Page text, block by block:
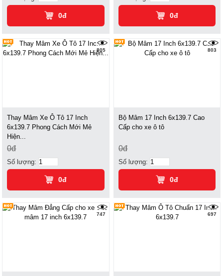
0đ 0đ
805
Thay Mâm Xe Ô Tô 17 Inch
6x139.7 Phong Cách Mới Mẻ
Hiện...
0đ
Số lượng:
0đ
803
Bộ Mâm 17 Inch 6x139.7 Cao
Cấp cho xe ô tô
0đ
Số lượng:
0đ
747 697